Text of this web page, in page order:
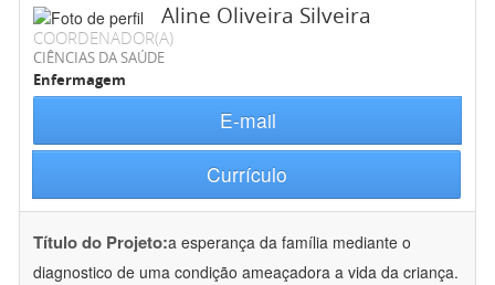
Aline Oliveira Silveira
COORDENADOR(A)
CIÊNCIAS DA SAÚDE
Enfermagem
E-mail
Currículo
Título do Projeto:a esperança da família mediante o
diagnostico de uma condição ameaçadora a vida da criança.